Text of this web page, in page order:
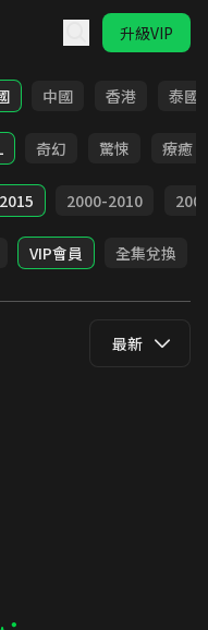
升級VIP
中國 香港 泰國
奇幻 驚悚 療癒
2000-2010
VIP會員 全集兌換
最新